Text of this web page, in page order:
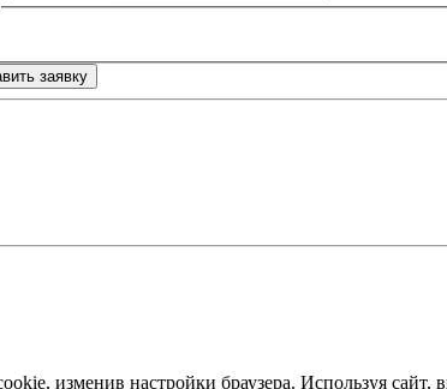
изменив настройки браузера. Используя